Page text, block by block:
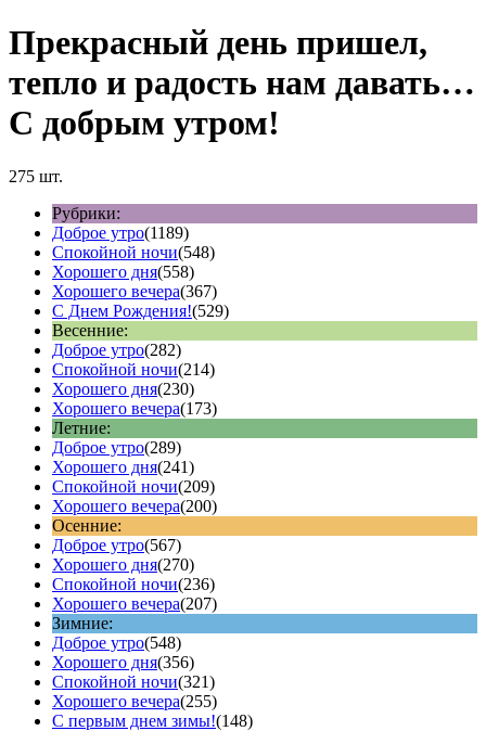
Прекрасный день пришел,
тепло и радость нам давать…
С добрым утром!
275 шт.
Рубрики:
Доброе утро(1189)
Спокойной ночи(548)
Хорошего дня(558)
Хорошего вечера(367)
С Днем Рождения!(529)
Весенние:
Доброе утро(282)
Спокойной ночи(214)
Хорошего дня(230)
Хорошего вечера(173)
Летние:
Доброе утро(289)
Хорошего дня(241)
Спокойной ночи(209)
Хорошего вечера(200)
Осенние:
Доброе утро(567)
Хорошего дня(270)
Спокойной ночи(236)
Хорошего вечера(207)
Зимние:
Доброе утро(548)
Хорошего дня(356)
Спокойной ночи(321)
Хорошего вечера(255)
С первым днем зимы!(148)